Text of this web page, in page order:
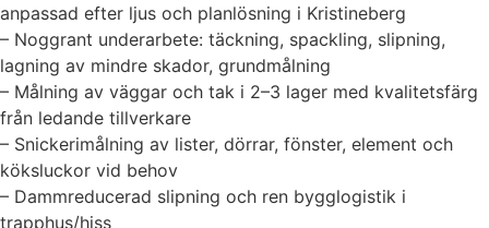
anpassad efter ljus och planlösning i Kristineberg
– Noggrant underarbete: täckning, spackling, slipning,
lagning av mindre skador, grundmålning
– Målning av väggar och tak i 2–3 lager med kvalitetsfärg
från ledande tillverkare
– Snickerimålning av lister, dörrar, fönster, element och
köksluckor vid behov
– Dammreducerad slipning och ren bygglogistik i
trapphus/hiss